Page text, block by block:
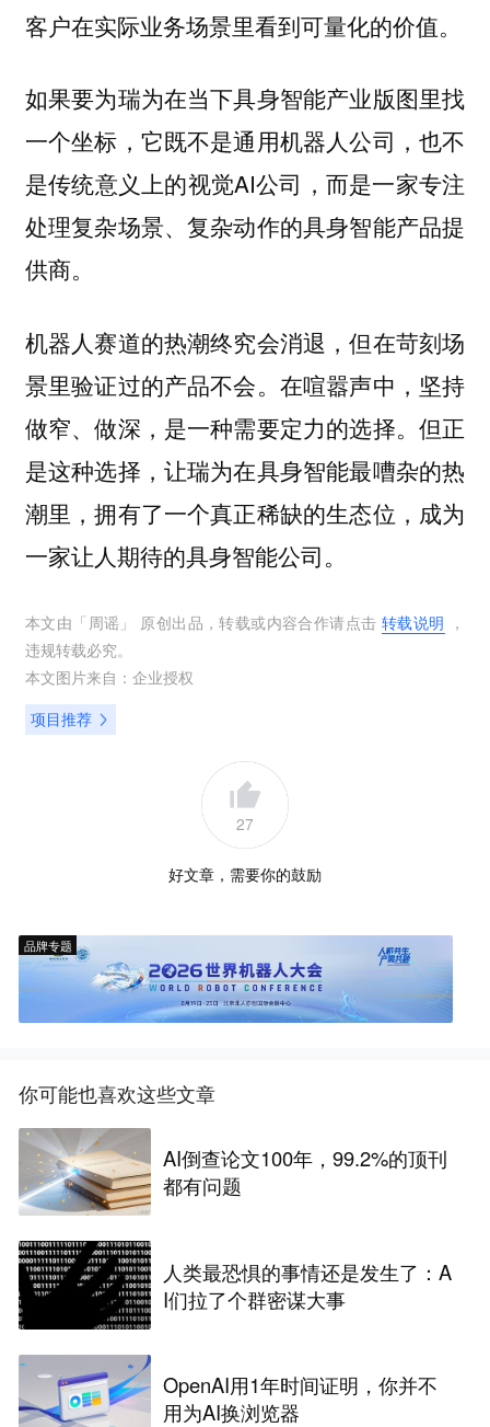
客户在实际业务场景里看到可量化的价值。
如果要为瑞为在当下具身智能产业版图里找
一个坐标，它既不是通用机器人公司，也不
是传统意义上的视觉AI公司，而是一家专注
处理复杂场景、复杂动作的具身智能产品提
供商。
机器人赛道的热潮终究会消退，但在苛刻场
景里验证过的产品不会。在喧嚣声中，坚持
做窄、做深，是一种需要定力的选择。但正
是这种选择，让瑞为在具身智能最嘈杂的热
潮里，拥有了一个真正稀缺的生态位，成为
一家让人期待的具身智能公司。
本文由「 周谣 」 原创出品，转载或内容合作请点击 转载说明 ，
违规转载必究。
本文图片来自： 企业授权
项目推荐
27
好文章，需要你的鼓励
品牌专题
你可能也喜欢这些文章
AI倒查论文100年，99.2%的顶刊
都有问题
人类最恐惧的事情还是发生了：A
I们拉了个群密谋大事
OpenAI用1年时间证明，你并不
用为AI换浏览器